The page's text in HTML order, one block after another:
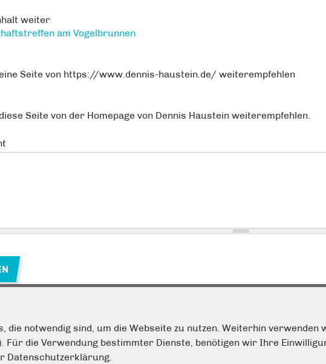
weiter
am Vogelbrunnen
Seite von https://www.dennis-haustein.de/ weiterempfehlen
Seite von der Homepage von Dennis Haustein weiterempfehlen.
ÖFFNUNGSZEITEN
die notwendig sind, um die Webseite zu nutzen. Weiterhin
Für die Verwendung bestimmter Dienste, benötigen wir Ihre
Datenschutzerklärung.